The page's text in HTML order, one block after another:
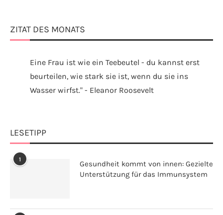
ZITAT DES MONATS
Eine Frau ist wie ein Teebeutel - du kannst erst
beurteilen, wie stark sie ist, wenn du sie ins
Wasser wirfst." - Eleanor Roosevelt
LESETIPP
1
Gesundheit kommt von innen: Gezielte
Unterstützung für das Immunsystem